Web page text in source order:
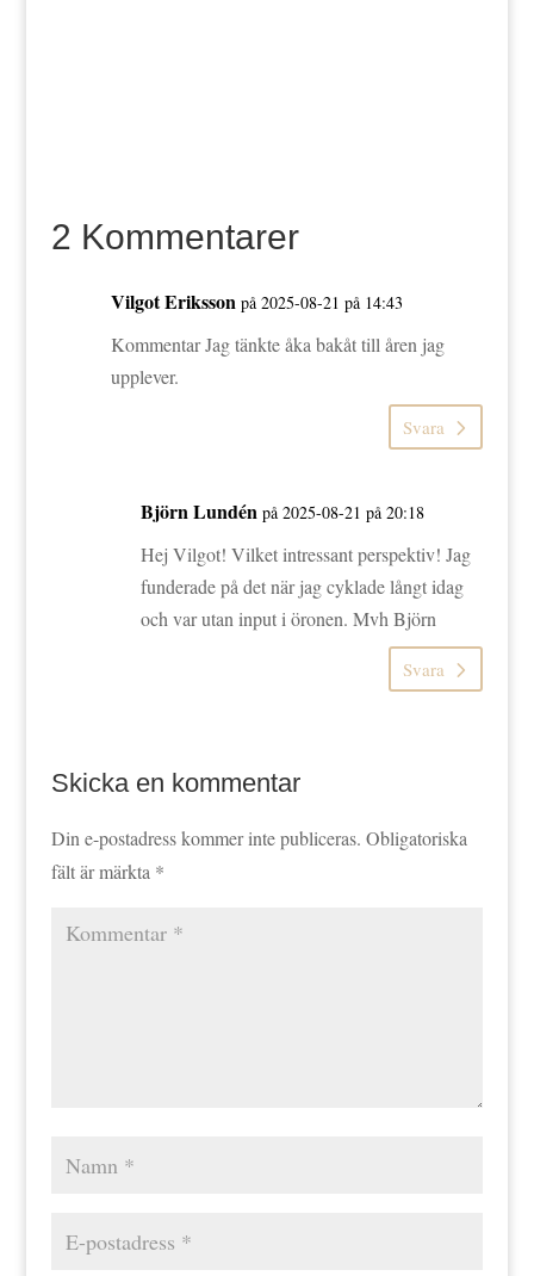
2 Kommentarer
Vilgot Eriksson på 2025-08-21 på 14:43
Kommentar Jag tänkte åka bakåt till åren jag
upplever.
Svara
Björn Lundén på 2025-08-21 på 20:18
Hej Vilgot! Vilket intressant perspektiv! Jag
funderade på det när jag cyklade långt idag
och var utan input i öronen. Mvh Björn
Svara
Skicka en kommentar
Din e-postadress kommer inte publiceras. Obligatoriska
fält är märkta *